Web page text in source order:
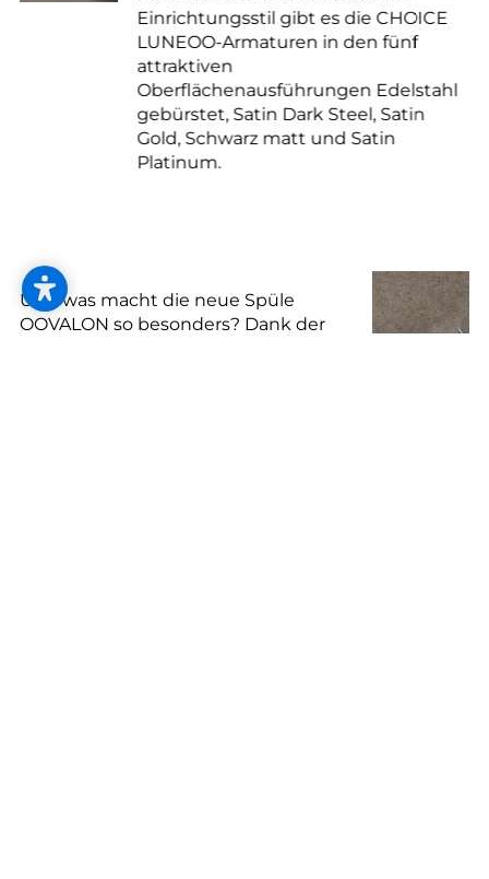
Einrichtungsstil gibt es die CHOICE
LUNEOO-Armaturen in den fünf
attraktiven
Oberflächenausführungen Edelstahl
gebürstet, Satin Dark Steel, Satin
Gold, Schwarz matt und Satin
Platinum.
Und was macht die neue Spüle
OOVALON so besonders? Dank der